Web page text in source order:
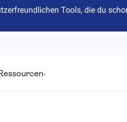
Tools, die du